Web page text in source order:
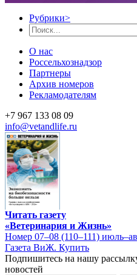
Рубрики>
О нас
Россельхознадзор
Партнеры
Архив номеров
Рекламодателям
+7 967 133 08 09
info@vetandlife.ru
Читать газету
«Ветеринария и Жизнь»
Номер 07–08 (110–111)
Газета ВиЖ. Купить
Подпишитесь на нашу
новостей